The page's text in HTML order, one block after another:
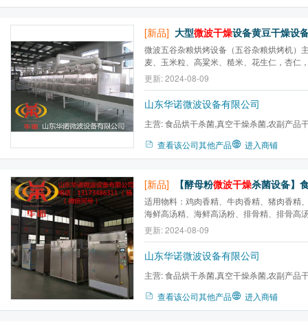
[新品] 大型微波干燥设备黄豆干燥设备五谷杂
微波五谷杂粮烘烤设备（五谷杂粮烘烤机）
麦、玉米粒、高粱米、糙米、花生仁，杏仁
花仔等干果的快速烘烤。微波五谷烘烤设备
比较均匀，色泽好看，而且烘焙时间比较短
更新: 2024-08-09
山东华诺微波设备有限公司
主营:食品烘干杀菌,真空干燥杀菌,农副产品
查看该公司其他产品 进入商铺
[新品] 【酵母粉微波干燥杀菌设备】食品通
适用物料：鸡肉香精、牛肉香精、猪肉香精
海鲜高汤精、海鲜高汤粉、排骨精、排骨高
香辛料、辣椒粉等调料调味品的干燥、灭菌
干燥
更新: 2024-08-09
山东华诺微波设备有限公司
主营:食品烘干杀菌,真空干燥杀菌,农副产品
查看该公司其他产品 进入商铺